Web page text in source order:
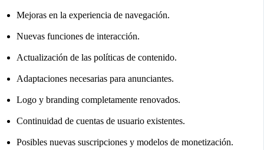
Mejoras en la experiencia de navegación.
Nuevas funciones de interacción.
Actualización de las políticas de contenido.
Adaptaciones necesarias para anunciantes.
Logo y branding completamente renovados.
Continuidad de cuentas de usuario existentes.
Posibles nuevas suscripciones y modelos de monetización.